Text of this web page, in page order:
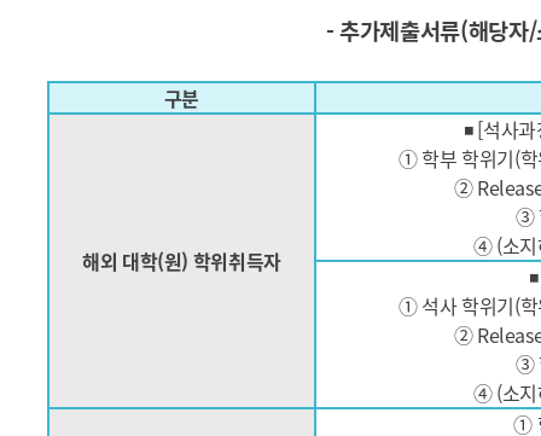
- 추가제출서류(해당자
구분
해외 대학(원) 학위취득자
◾ [석사
① 학부 학위기(학
②
③
④ (소지
① 석사 학위기(학
②
③
④ (소지
①